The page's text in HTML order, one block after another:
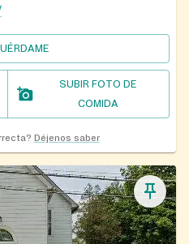
SUBIR FOTO DE
COMIDA
Déjenos saber